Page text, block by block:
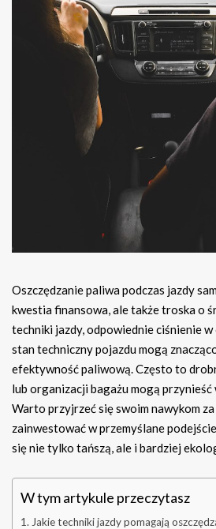
Oszczędzanie paliwa podczas jazdy
kwestia finansowa, ale także troska o
techniki jazdy, odpowiednie ciśnienie w
stan techniczny pojazdu mogą
efektywność paliwową. Często to
lub organizacji bagażu mogą
Warto przyjrzeć się swoim nawykom
zainwestować w przemyślane
się nie tylko tańszą, ale i bardziej
W tym artykule przeczytasz
Jakie techniki jazdy pomagają